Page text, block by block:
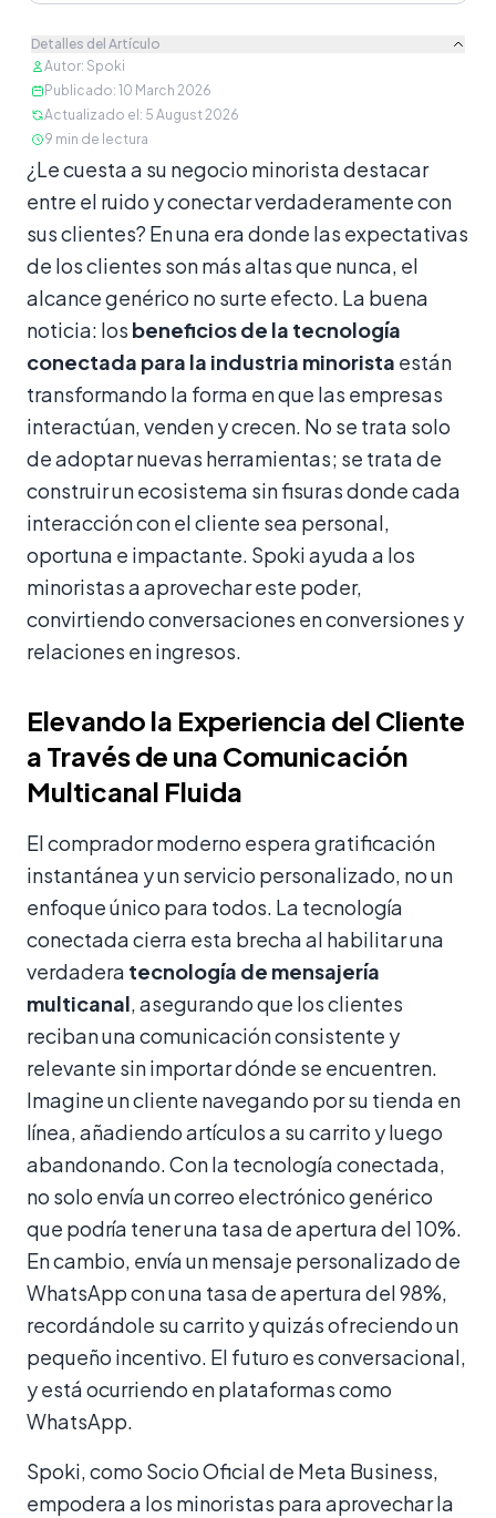
Detalles del Artículo
Autor: Spoki
Publicado: 10 March 2026
Actualizado el : 5 August 2026
9 min de lectura
Contenido
¿Le cuesta a su negocio minorista destacar
entre el ruido y conectar verdaderamente con
sus clientes? En una era donde las expectativas
de los clientes son más altas que nunca, el
alcance genérico no surte efecto. La buena
noticia: los beneficios de la tecnología
conectada para la industria minorista están
transformando la forma en que las empresas
interactúan, venden y crecen. No se trata solo
de adoptar nuevas herramientas; se trata de
construir un ecosistema sin fisuras donde cada
interacción con el cliente sea personal,
oportuna e impactante. Spoki ayuda a los
minoristas a aprovechar este poder,
convirtiendo conversaciones en conversiones y
relaciones en ingresos.
Elevando la Experiencia del Cliente
a Través de una Comunicación
Multicanal Fluida
El comprador moderno espera gratificación
instantánea y un servicio personalizado, no un
enfoque único para todos. La tecnología
conectada cierra esta brecha al habilitar una
verdadera tecnología de mensajería
multicanal, asegurando que los clientes
reciban una comunicación consistente y
relevante sin importar dónde se encuentren.
Imagine un cliente navegando por su tienda en
línea, añadiendo artículos a su carrito y luego
abandonando. Con la tecnología conectada,
no solo envía un correo electrónico genérico
que podría tener una tasa de apertura del 10%.
En cambio, envía un mensaje personalizado de
WhatsApp con una tasa de apertura del 98%,
recordándole su carrito y quizás ofreciendo un
pequeño incentivo. El futuro es conversacional,
y está ocurriendo en plataformas como
WhatsApp.
Spoki, como Socio Oficial de Meta Business,
empodera a los minoristas para aprovechar la